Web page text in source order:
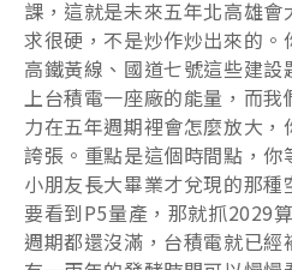
課，這就是未來五年北高雄
求很硬，不是炒作炒出來的。
高鐵黃線、國道七號這些建
上台積電一座廠的能量，而
力在五年週期裡會怎麼放大
誇張。重點是這個時間點，
小朋友長大畢業才兌現的那
要看到P5量產，那就抓2029
週期都還沒滿，台積電就已